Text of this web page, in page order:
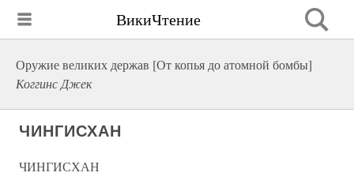
ВикиЧтение
Оружие великих держав [От копья до атомной бомбы]
Коггинс Джек
ЧИНГИСХАН
ЧИНГИСХАН